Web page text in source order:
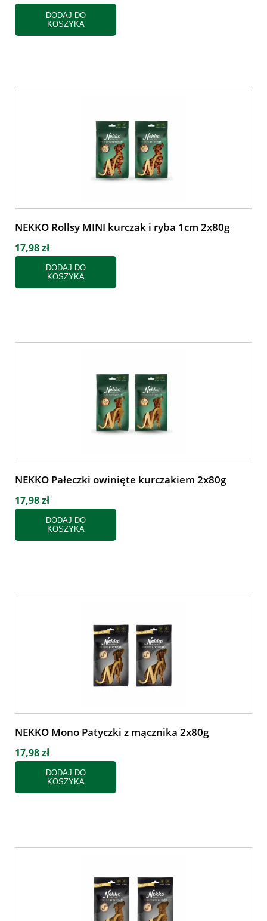
DODAJ DO
KOSZYKA
NEKKO Rollsy MINI kurczak i ryba 1cm 2x80g
17,98 zł
DODAJ DO
KOSZYKA
NEKKO Pałeczki owinięte kurczakiem 2x80g
17,98 zł
DODAJ DO
KOSZYKA
NEKKO Mono Patyczki z mącznika 2x80g
17,98 zł
DODAJ DO
KOSZYKA